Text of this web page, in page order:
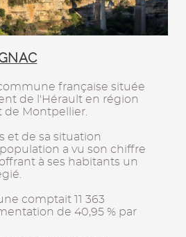
française située
de l'Hérault en région
de Montpellier.
et de sa situation
a vu son chiffre
à ses habitants un
comptait 11 363
de 40,95 % par